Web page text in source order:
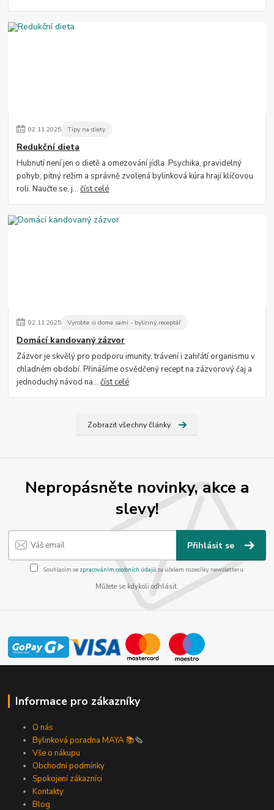
02.11.2025 Tipy na diety
Redukční dieta
Hubnutí není jen o dietě a omezování jídla. Psychika, pravidelný
pohyb, pitný režim a správně zvolená bylinková kúra hrají klíčovou
roli. Naučte se, j...číst celé
02.11.2025 Vyrobte si doma sami - bylinný receptář
Domácí kandovaný zázvor
Zázvor je skvělý pro podporu imunity, trávení i zahřátí organismu v
chladném období. Přinášíme osvědčený recept na zázvorový čaj a
jednoduchý návod na...číst celé
Zobrazit všechny články
Nepropásněte novinky, akce a
slevy!
Přihlásit se
Souhlasím se zpracováním osobních údajůza účelem rozesílky newsletteru.
Můžete se kdykoli odhlásit.
Informace pro zákazníky
O nás
Bylinková poradna MAYA 📚🗞️
Vše o nákupu
Obchodní podmínky
Spokojení zákazníci
Kontakty
Blog